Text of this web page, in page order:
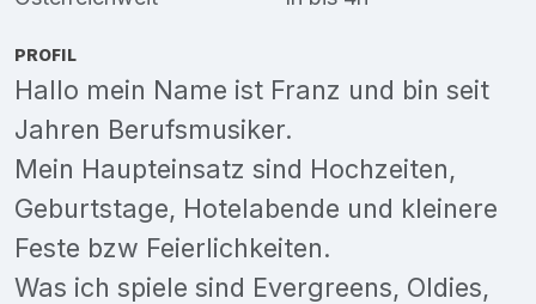
PROFIL
Hallo mein Name ist Franz und bin seit
Jahren Berufsmusiker.
Mein Haupteinsatz sind Hochzeiten,
Geburtstage, Hotelabende und kleinere
Feste bzw Feierlichkeiten.
Was ich spiele sind Evergreens, Oldies,